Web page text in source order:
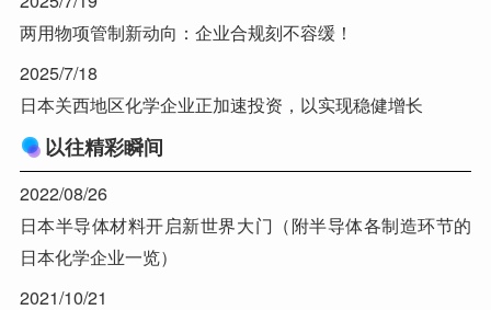
两用物项管制新动向：企业合规刻不容缓！
2025/7/18
日本关西地区化学企业正加速投资，以实现稳健增长
以往精彩瞬间
2022/08/26
日本半导体材料开启新世界大门（附半导体各制造环节的
日本化学企业一览）
2021/10/21